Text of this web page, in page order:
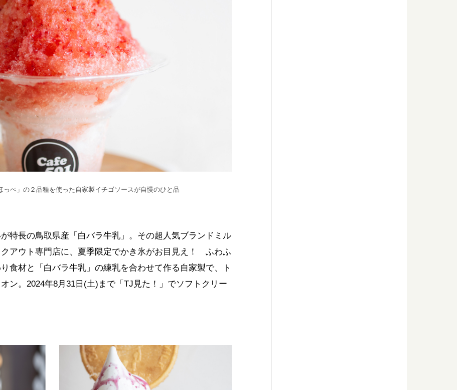
ぺ」の２品種を使った自家製イチゴソースが自慢のひと品
特長の鳥取県産「白バラ牛乳」。その超人気ブランドミル
アウト専門店に、夏季限定でかき氷がお目見え！ ふわふ
食材と「白バラ牛乳」の練乳を合わせて作る自家製で、ト
ン。2024年8月31日(土)まで「TJ見た！」でソフトクリー